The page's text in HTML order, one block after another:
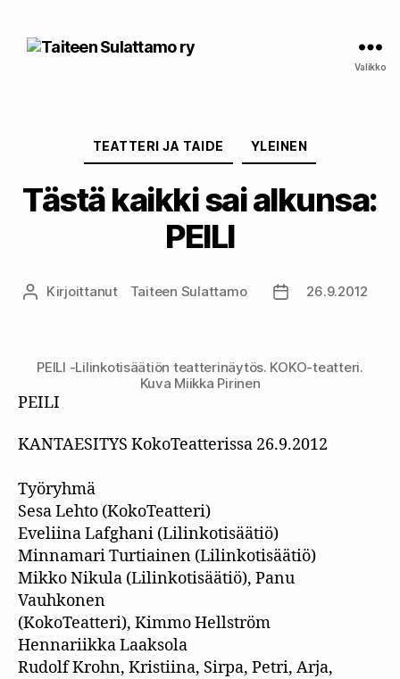
Valikko
TEATTERI JA TAIDE YLEINEN
Tästä kaikki sai alkunsa:
PEILI
Kirjoittaja
Kirjoittanut Taiteen Sulattamo 26.9.2012
PEILI -Lilinkotisäätiön teatterinäytös. KOKO-teatteri.
Kuva Miikka Pirinen
PEILI
KANTAESITYS KokoTeatterissa 26.9.2012
Työryhmä
Sesa Lehto (KokoTeatteri)
Eveliina Lafghani (Lilinkotisäätiö)
Minnamari Turtiainen (Lilinkotisäätiö)
Mikko Nikula (Lilinkotisäätiö), Panu
Vauhkonen
(KokoTeatteri), Kimmo Hellström
Hennariikka Laaksola
Rudolf Krohn, Kristiina, Sirpa, Petri, Arja,